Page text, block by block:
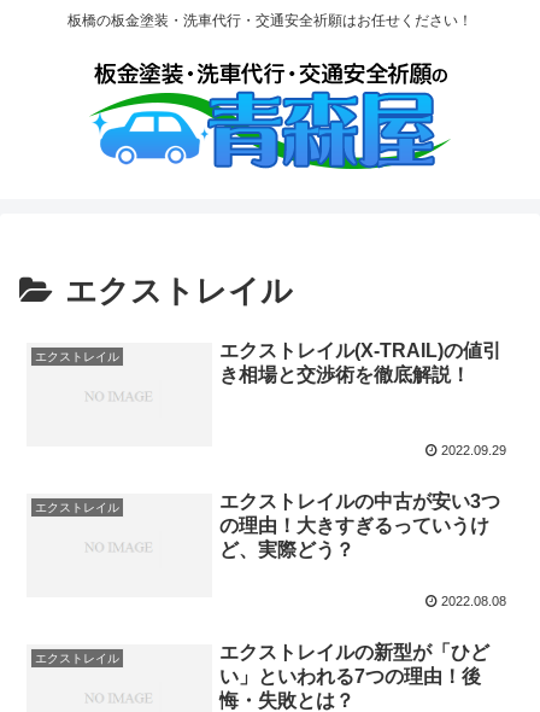
板橋の板金塗装・洗車代行・交通安全祈願はお任せください！
エクストレイル
エクストレイル
エクストレイル(X-TRAIL)の値引
き相場と交渉術を徹底解説！
2022.09.29
エクストレイル
エクストレイルの中古が安い3つ
の理由！大きすぎるっていうけ
ど、実際どう？
2022.08.08
エクストレイル
エクストレイルの新型が「ひど
い」といわれる7つの理由！後
悔・失敗とは？